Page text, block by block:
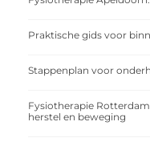
Praktische gids voor
Stappenplan voor
Fysiotherapie
herstel en beweging